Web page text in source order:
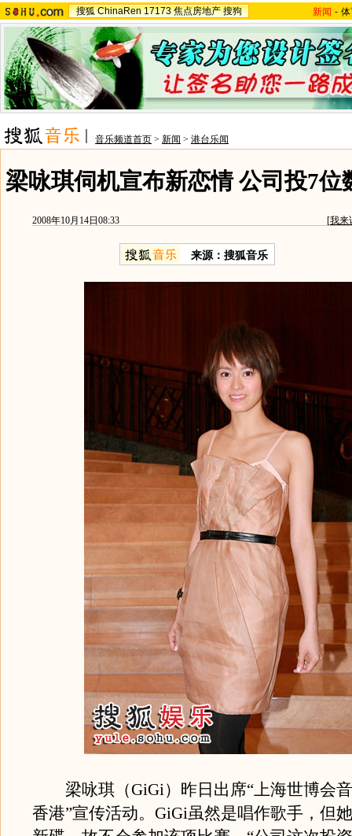
搜狐 ChinaRen 17173 焦点房地产 搜狗 新闻 -
音乐频道首页 > 新闻 > 港台乐闻
梁咏琪伺机宣布新恋情 公司投7位
2008年10月14日08:33 [我来
来源：搜狐音乐
梁咏琪（GiGi）昨日出席“上海世博会
香港”宣传活动。GiGi虽然是唱作歌手，但